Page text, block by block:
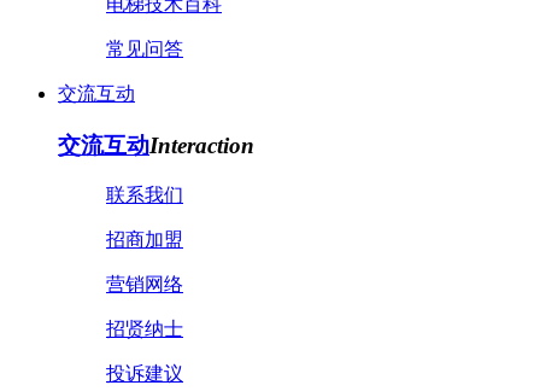
电梯技术百科
常见问答
交流互动
交流互动Interaction
联系我们
招商加盟
营销网络
招贤纳士
投诉建议